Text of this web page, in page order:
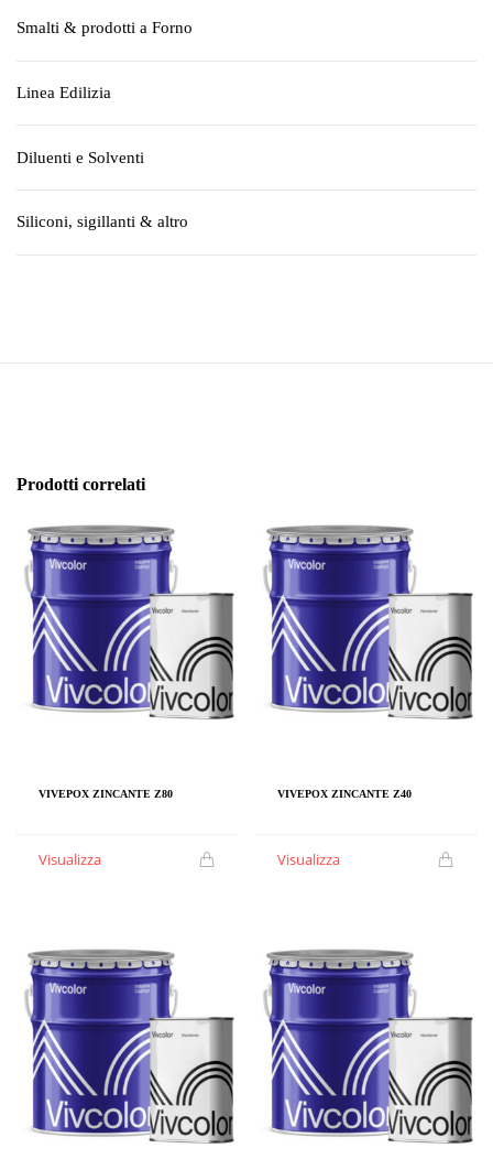
Smalti & prodotti a Forno
Linea Edilizia
Diluenti e Solventi
Siliconi, sigillanti & altro
Prodotti correlati
VIVEPOX ZINCANTE Z80
Visualizza
VIVEPOX ZINCANTE Z40
Visualizza